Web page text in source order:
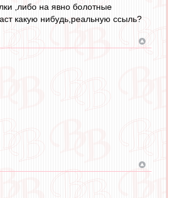
,либо на явно болотные
какую нибудь,реальную ссыль?